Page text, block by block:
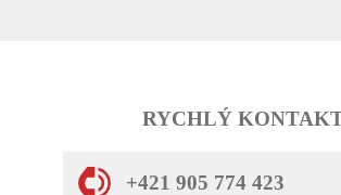
RYCHLÝ
+421 905 774 423